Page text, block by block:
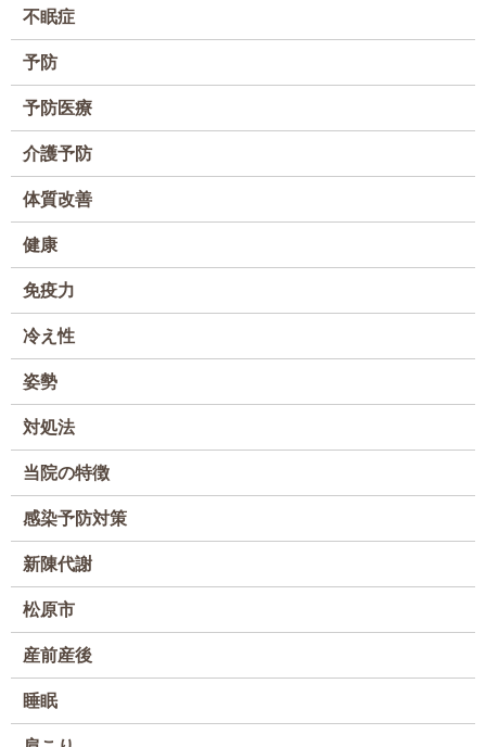
不眠症
予防
予防医療
介護予防
体質改善
健康
免疫力
冷え性
姿勢
対処法
当院の特徴
感染予防対策
新陳代謝
松原市
産前産後
睡眠